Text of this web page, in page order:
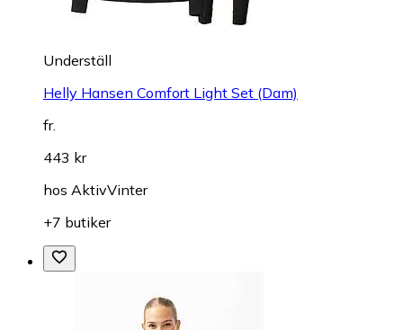
Underställ
Helly Hansen Comfort Light Set (Dam)
fr.
443 kr
hos AktivVinter
+7 butiker